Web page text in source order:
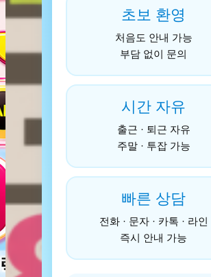
초보 환영
처음도 안내 가능
부담 없이 문의
시간 자유
출근 · 퇴근 자유
주말 · 투잡 가능
빠른 상담
전화 · 문자 · 카톡 · 라인
즉시 안내 가능